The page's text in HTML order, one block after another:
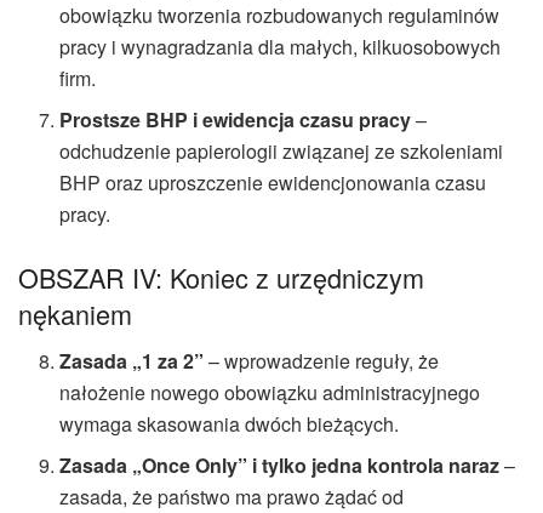
obowiązku tworzenia rozbudowanych regulaminów
pracy i wynagradzania dla małych, kilkuosobowych
firm.
Prostsze BHP i ewidencja czasu pracy–
odchudzenie papierologii związanej ze szkoleniami
BHP oraz uproszczenie ewidencjonowania czasu
pracy.
OBSZAR IV: Koniec z urzędniczym
nękaniem
Zasada „1 za 2” – wprowadzenie reguły, że
nałożenie nowego obowiązku administracyjnego
wymaga skasowania dwóch bieżących.
Zasada „Once Only” i tylko jedna kontrola naraz–
zasada, że państwo ma prawo żądać od